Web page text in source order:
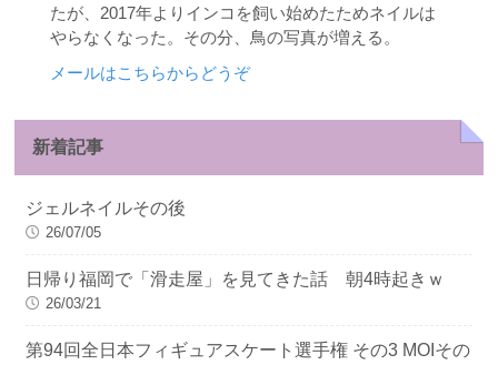
たが、2017年よりインコを飼い始めたためネイルは
やらなくなった。その分、鳥の写真が増える。
メールはこちらからどうぞ
新着記事
ジェルネイルその後
26/07/05
日帰り福岡で「滑走屋」を見てきた話 朝4時起きｗ
26/03/21
第94回全日本フィギュアスケート選手権 その3 MOIその